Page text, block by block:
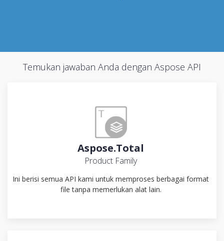
Temukan jawaban Anda dengan Aspose API
Aspose.Total
Product Family
Ini berisi semua API kami untuk memproses berbagai format
file tanpa memerlukan alat lain.